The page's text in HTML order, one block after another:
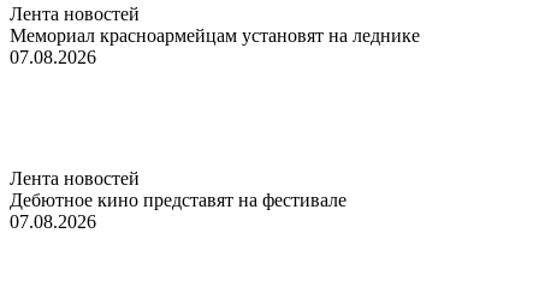
Лента новостей
Мемориал красноармейцам установят на леднике
07.08.2026
Лента новостей
Дебютное кино представят на фестивале
07.08.2026